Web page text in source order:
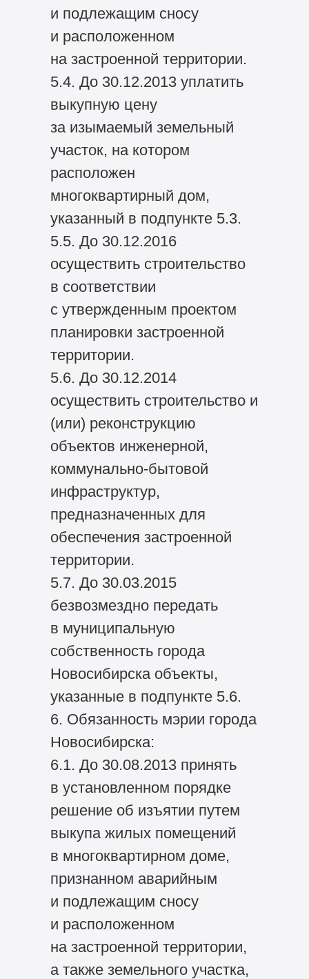
и подлежащим сносу
и расположенном
на застроенной территории.
5.4. До 30.12.2013 уплатить
выкупную цену
за изымаемый земельный
участок, на котором
расположен
многоквартирный дом,
указанный в подпункте 5.3.
5.5. До 30.12.2016
осуществить строительство
в соответствии
с утвержденным проектом
планировки застроенной
территории.
5.6. До 30.12.2014
осуществить строительство и
(или) реконструкцию
объектов инженерной,
коммунально-бытовой
инфраструктур,
предназначенных для
обеспечения застроенной
территории.
5.7. До 30.03.2015
безвозмездно передать
в муниципальную
собственность города
Новосибирска объекты,
указанные в подпункте 5.6.
6. Обязанность мэрии города
Новосибирска:
6.1. До 30.08.2013 принять
в установленном порядке
решение об изъятии путем
выкупа жилых помещений
в многоквартирном доме,
признанном аварийным
и подлежащим сносу
и расположенном
на застроенной территории,
а также земельного участка,